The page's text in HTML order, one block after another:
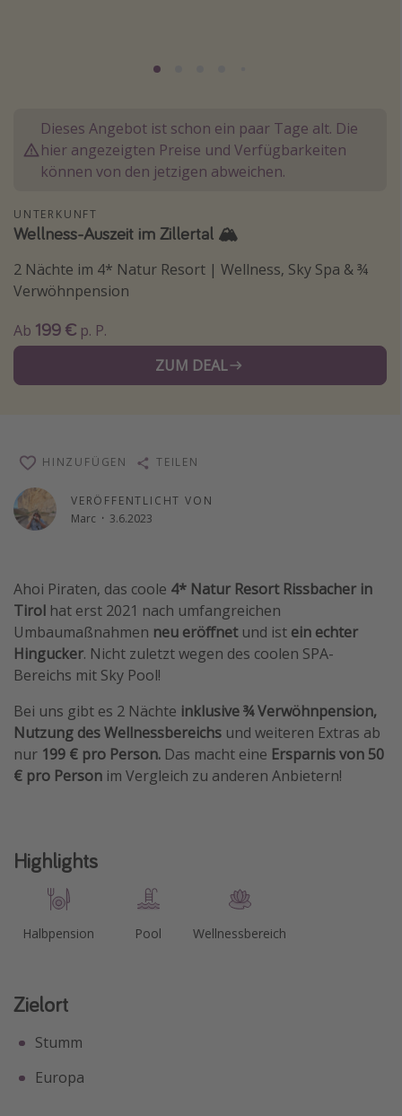
Reisethemen
Alle Reisethemen
Strandurlaub
Abenteuerurlaub
Skiurlaub
Schönste Naturwunder der Welt
Digital Nomad Tipps
Beste Reiseziele 20225
Dieses Angebot ist schon ein paar Tage alt. Die
hier angezeigten Preise und Verfügbarkeiten
können von den jetzigen abweichen.
UNTERKUNFT
Wellness-Auszeit im Zillertal 🏔
2 Nächte im 4* Natur Resort | Wellness, Sky Spa & ¾
Verwöhnpension
Ab 199 € p. P.
ZUM DEAL
VERÖFFENTLICHT VON
Marc · 3.6.2023
HINZUFÜGEN TEILEN
Ahoi Piraten, das coole 4* Natur Resort Rissbacher in
Tirol hat erst 2021 nach umfangreichen
Umbaumaßnahmen neu eröffnetund ist ein echter
Hingucker. Nicht zuletzt wegen des coolen SPA-
Bereichs mit Sky Pool!
Bei uns gibt es 2 Nächte inklusive ¾ Verwöhnpension,
Nutzung des Wellnessbereichs und weiteren Extras ab
nur 199 € pro Person. Das macht eine Ersparnis von 50
€ pro Person im Vergleich zu anderen Anbietern!
Highlights
Halbpension Pool Wellnessbereich
Zielort
Stumm
Europa